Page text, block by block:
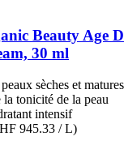
BeautyAge
30 ml
sèches et matures
la tonicité de la peau
intensif
945.33 / L)